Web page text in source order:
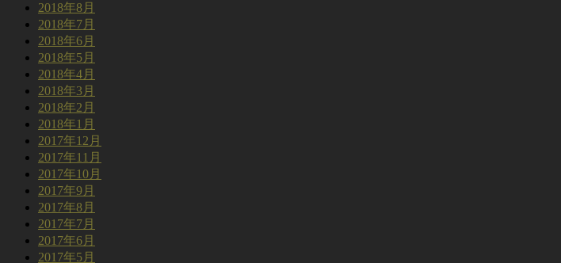
2018年8月
2018年7月
2018年6月
2018年5月
2018年4月
2018年3月
2018年2月
2018年1月
2017年12月
2017年11月
2017年10月
2017年9月
2017年8月
2017年7月
2017年6月
2017年5月